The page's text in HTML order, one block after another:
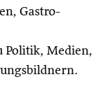
Gastro-
Politik, Medien,